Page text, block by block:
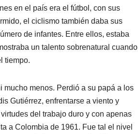
en el país era el fútbol, con sus
el ciclismo también daba sus
de infantes. Entre ellos, estaba
un talento sobrenatural cuando
tiempo.
mucho menos. Perdió a su papá a los
Gutiérrez, enfrentarse a viento y
del trabajo duro y con apenas
a Colombia de 1961. Fue tal el nivel